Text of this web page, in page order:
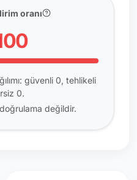
oranı
güvenli 0, tehlikeli
0.
değildir.